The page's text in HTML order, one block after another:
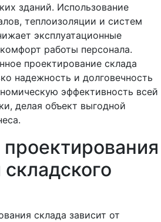
зданий. Использование
теплоизоляции и систем
эксплуатационные
работы персонала.
проектирование склада
надежность и долговечность
эффективность всей
делая объект выгодной
склада зависит от